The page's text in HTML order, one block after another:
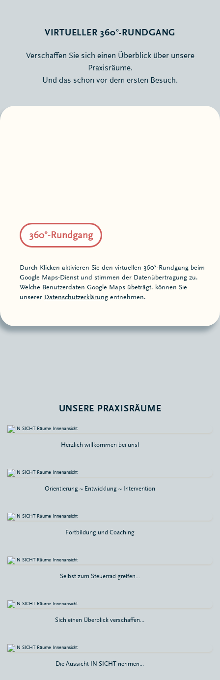
VIRTUELLER 360°-RUNDGANG
Verschaffen Sie sich einen Überblick über unsere
Praxisräume.
Und das schon vor dem ersten Besuch.
360°-Rundgang
Durch Klicken aktivieren Sie den virtuellen 360°-Rundgang beim
Google Maps-Dienst und stimmen der Daten­übertragung zu.
Welche Benutzer­daten Google Maps übeträgt, können Sie
unserer Datenschutzerklärung entnehmen.
UNSERE PRAXISRÄUME
Herzlich willkommen bei uns!
Orientierung ~ Entwicklung ~ Intervention
Fortbildung und Coaching
Selbst zum Steuerrad greifen...
Sich einen Überblick verschaffen...
Die Aussicht IN SICHT nehmen...